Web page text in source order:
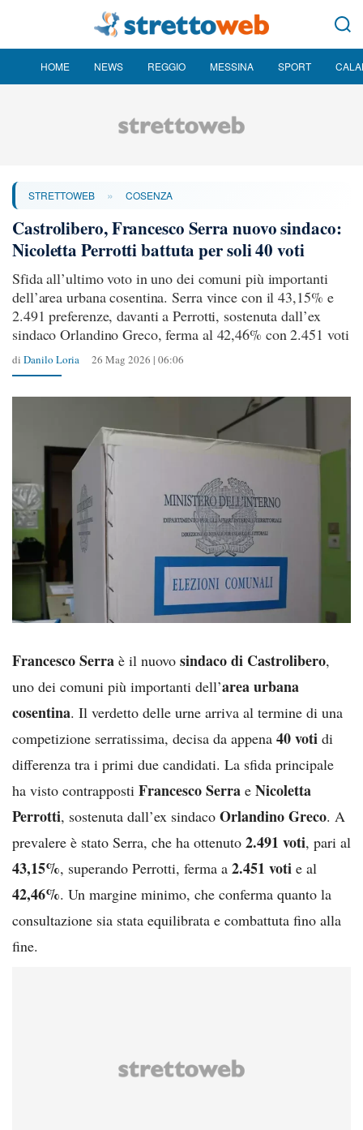
HOME NEWS REGGIO MESSINA SPORT
STRETTOWEB » COSENZA
Castrolibero, Francesco Serra nuovo sindaco:
Nicoletta Perrotti battuta per soli 40 voti
Sfida all’ultimo voto in uno dei comuni più importanti
dell’area urbana cosentina. Serra vince con il 43,15% e
2.491 preferenze, davanti a Perrotti, sostenuta dall’ex
sindaco Orlandino Greco, ferma al 42,46% con 2.451 voti
di Danilo Loria 26 Mag 2026 | 06:06
Francesco Serra è il nuovo sindaco di Castrolibero,
uno dei comuni più importanti dell’area urbana
cosentina. Il verdetto delle urne arriva al termine di una
competizione serratissima, decisa da appena 40 voti di
differenza tra i primi due candidati. La sfida principale
ha visto contrapposti Francesco Serra e Nicoletta
Perrotti, sostenuta dall’ex sindaco Orlandino Greco. A
prevalere è stato Serra, che ha ottenuto 2.491 voti, pari al
43,15%, superando Perrotti, ferma a 2.451 voti e al
42,46%. Un margine minimo, che conferma quanto la
consultazione sia stata equilibrata e combattuta fino alla
fine.